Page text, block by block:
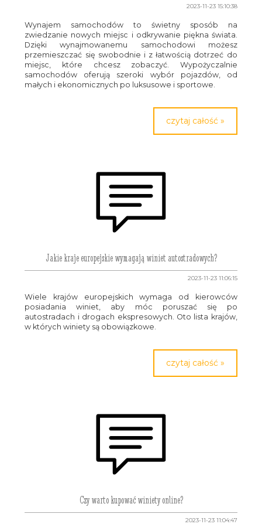
2023-11-23 15:10:38
Wynajem samochodów to świetny sposób na
zwiedzanie nowych miejsc i odkrywanie piękna świata.
Dzięki wynajmowanemu samochodowi możesz
przemieszczać się swobodnie i z łatwością dotrzeć do
miejsc, które chcesz zobaczyć. Wypożyczalnie
samochodów oferują szeroki wybór pojazdów, od
małych i ekonomicznych po luksusowe i sportowe.
czytaj całość »
Jakie kraje europejskie wymagają winiet autostradowych?
2023-11-23 11:06:15
Wiele krajów europejskich wymaga od kierowców
posiadania winiet, aby móc poruszać się po
autostradach i drogach ekspresowych. Oto lista krajów,
w których winiety są obowiązkowe.
czytaj całość »
Czy warto kupować winiety online?
2023-11-23 11:04:47